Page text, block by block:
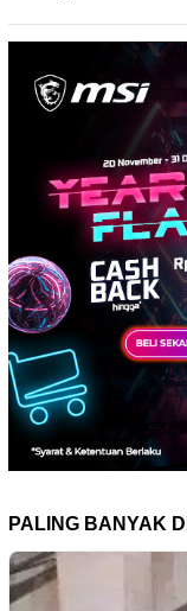
PALING BANYAK